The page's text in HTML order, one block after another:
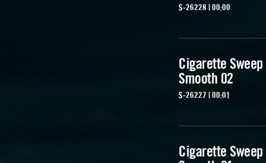
S-26228 | 00:00
Cigarette Sweep
Smooth 02
S-26227 | 00:01
Cigarette Sweep